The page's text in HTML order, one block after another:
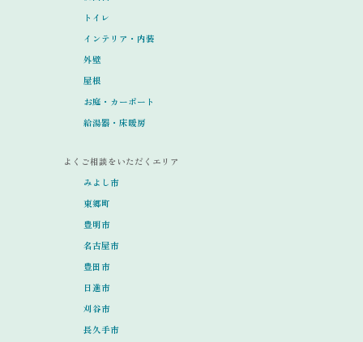
トイレ
インテリア・内装
外壁
屋根
お庭・カーポート
給湯器・床暖房
よくご相談をいただくエリア
みよし市
東郷町
豊明市
名古屋市
豊田市
日進市
刈谷市
長久手市